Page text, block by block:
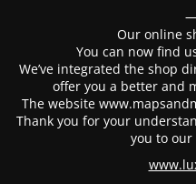
Our online
You can now find
We’ve integrated the shop
offer you a better and
The website
Thank you for your
you to our